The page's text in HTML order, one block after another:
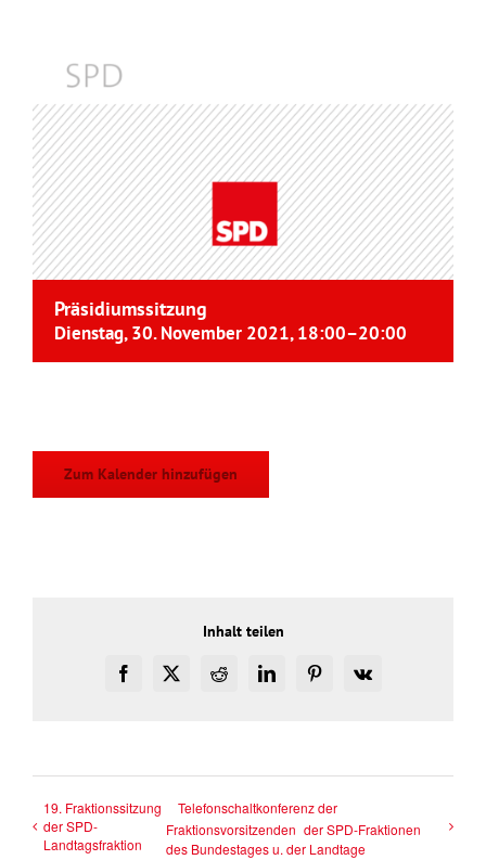
Präsidiumssitzung
Dienstag, 30. November 2021, 18:00–20:00
Zum Kalender hinzufügen
Inhalt teilen
Facebook
X RedditLinkedInPinterest
Vk
19. Fraktionssitzung
der SPD-
Landtagsfraktion
Telefonschaltkonferenz der
Fraktionsvorsitzenden der SPD-Fraktionen
des Bundestages u. der Landtage